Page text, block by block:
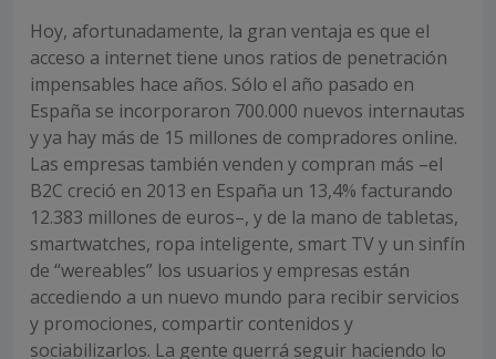
Hoy, afortunadamente, la gran ventaja es que el
acceso a internet tiene unos ratios de penetración
impensables hace años. Sólo el año pasado en
España se incorporaron 700.000 nuevos internautas
y ya hay más de 15 millones de compradores online.
Las empresas también venden y compran más –el
B2C creció en 2013 en España un 13,4% facturando
12.383 millones de euros–, y de la mano de tabletas,
smartwatches, ropa inteligente, smart TV y un sinfín
de “wereables” los usuarios y empresas están
accediendo a un nuevo mundo para recibir servicios
y promociones, compartir contenidos y
sociabilizarlos. La gente querrá seguir haciendo lo